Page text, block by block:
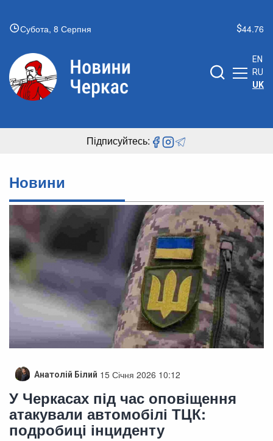
Субота, 8 Серпня 44.76
EN
RU
UK
Підписуйтесь:
Новини
Анатолій Білий 15 Січня 2026 10:12
У Черкасах під час оповіщення
атакували автомобілі ТЦК:
подробиці інциденту